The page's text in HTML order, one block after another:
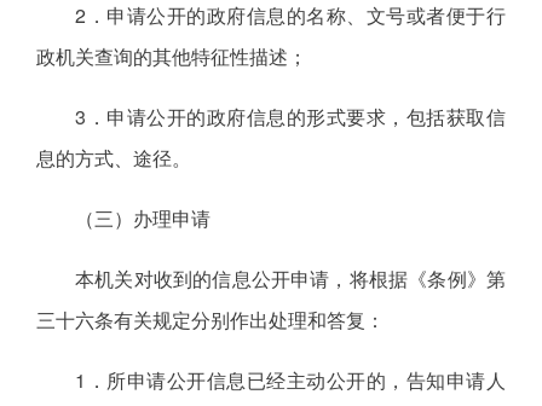
2．申请公开的政府信息的名称、文号或者便于行
政机关查询的其他特征性描述；
3．申请公开的政府信息的形式要求，包括获取信
息的方式、途径。
（三）办理申请
本机关对收到的信息公开申请，将根据《条例》第
三十六条有关规定分别作出处理和答复：
1．所申请公开信息已经主动公开的，告知申请人